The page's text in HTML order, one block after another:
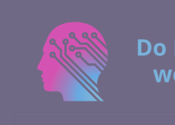
Skip to content